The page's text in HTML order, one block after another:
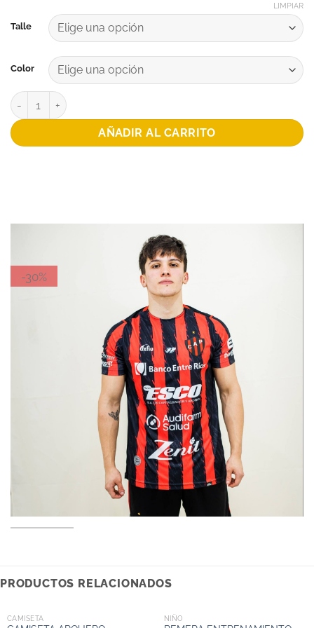
-30%
Talle
Color
LIMPIAR
CAMISETA MATCH PATRONATO 2024 cantidad
AÑADIR AL CARRITO
PRODUCTOS RELACIONADOS
CAMISETA NIÑO